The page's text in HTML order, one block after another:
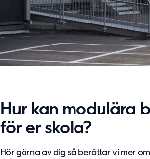
Hur kan modulära
för er skola?
Hör gärna av dig så berättar vi mer